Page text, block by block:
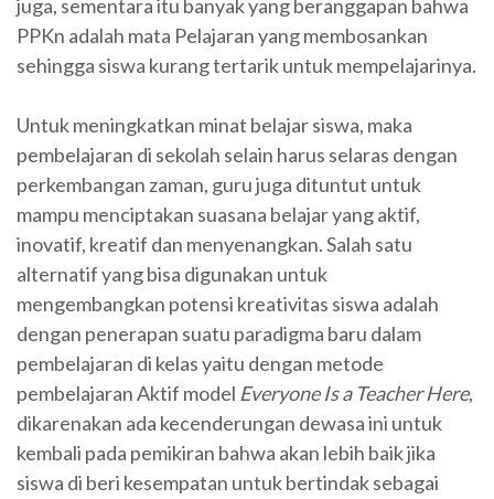
juga, sementara itu banyak yang beranggapan bahwa
PPKn adalah mata Pelajaran yang membosankan
sehingga siswa kurang tertarik untuk mempelajarinya.
Untuk meningkatkan minat belajar siswa, maka
pembelajaran di sekolah selain harus selaras dengan
perkembangan zaman, guru juga dituntut untuk
mampu menciptakan suasana belajar yang aktif,
inovatif, kreatif dan menyenangkan. Salah satu
alternatif yang bisa digunakan untuk
mengembangkan potensi kreativitas siswa adalah
dengan penerapan suatu paradigma baru dalam
pembelajaran di kelas yaitu dengan metode
pembelajaran Aktif model Everyone Is a Teacher Here,
dikarenakan ada kecenderungan dewasa ini untuk
kembali pada pemikiran bahwa akan lebih baik jika
siswa di beri kesempatan untuk bertindak sebagai